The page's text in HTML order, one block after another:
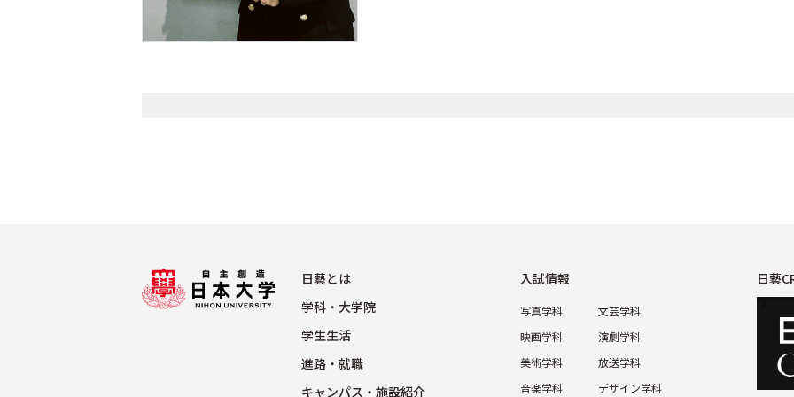
⽇藝とは
学科・⼤学院
学⽣⽣活
進路・就職
キャンパス・施設紹介
⼊試情報
写真学科
映画学科
美術学科
⾳楽学科
⽂芸学科
演劇学科
放送学科
デザイン学科
日藝